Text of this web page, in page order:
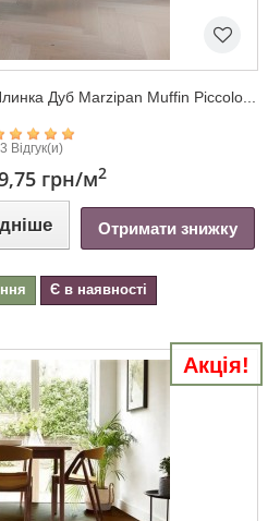
Дуб Marzipan Muffin Piccolo...
3 Відгук(и)
грн/м2
Отримати знижку
Є в наявності
Акція!